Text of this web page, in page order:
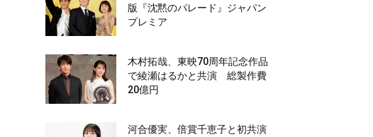
版『沈黙のパレード』ジャパン
プレミア
木村拓哉、東映70周年記念作品
で綾瀬はるかと共演 総製作費
20億円
河合優実、倍賞千恵子と初共演